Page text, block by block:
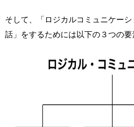
そして、「ロジカルコミュニケー
話」をするためには以下の３つの要